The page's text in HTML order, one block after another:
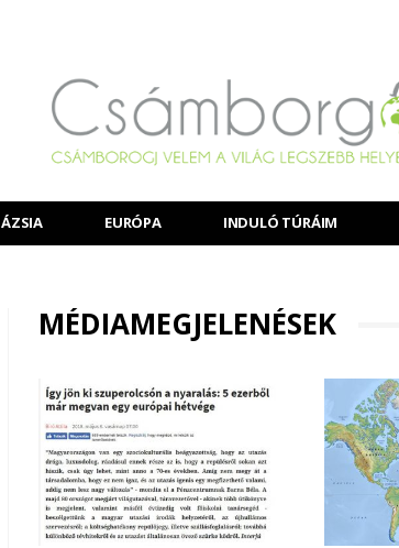
ÁZSIA EURÓPA INDULÓ TÚRÁIM
MÉDIAMEGJELENÉSEK